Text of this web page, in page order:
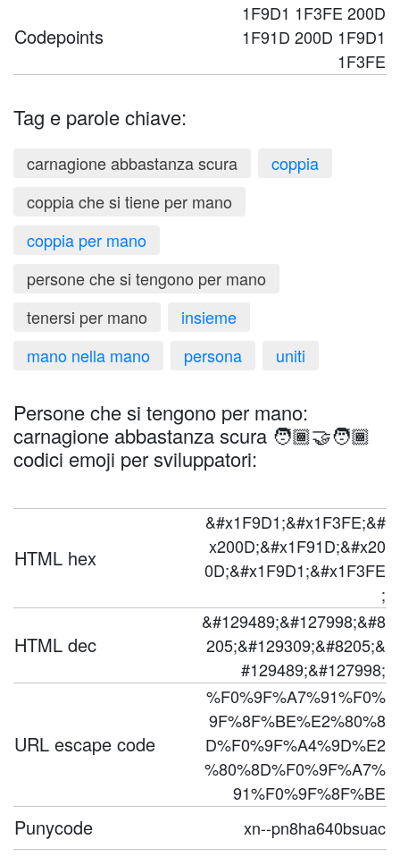
Codepoints
1F9D1 1F3FE 200D
1F91D 200D 1F9D1
1F3FE
Tag e parole chiave:
carnagione abbastanza scura
coppia
coppia che si tiene per mano
coppia per mano
persone che si tengono per mano
tenersi per mano
insieme
mano nella mano
persona uniti
Persone che si tengono per mano:
carnagione abbastanza scura 🧑🏾‍🤝‍🧑🏾
codici emoji per sviluppatori:
HTML hex
&#x1F9D1;&#x1F3FE;&#
x200D;&#x1F91D;&#x20
0D;&#x1F9D1;&#x1F3FE
;
HTML dec
&#129489;&#127998;&#8
205;&#129309;&#8205;&
#129489;&#127998;
URL escape code
%F0%9F%A7%91%F0%
9F%8F%BE%E2%80%8
D%F0%9F%A4%9D%E2
%80%8D%F0%9F%A7%
91%F0%9F%8F%BE
Punycode xn--pn8ha640bsuac